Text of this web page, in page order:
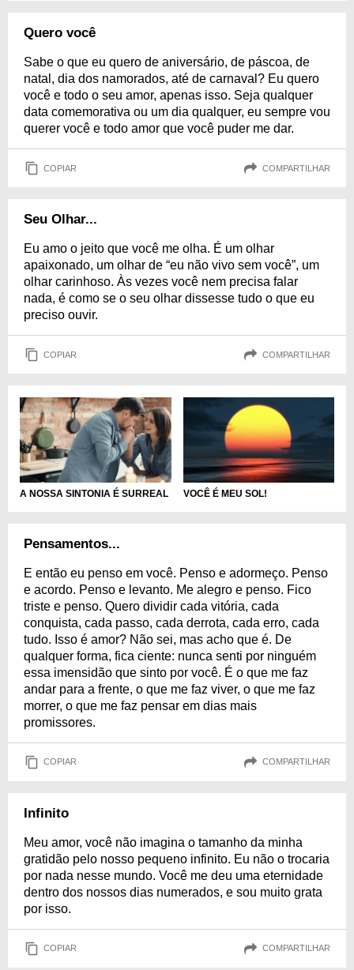
Quero você
Sabe o que eu quero de aniversário, de páscoa, de
natal, dia dos namorados, até de carnaval? Eu quero
você e todo o seu amor, apenas isso. Seja qualquer
data comemorativa ou um dia qualquer, eu sempre vou
querer você e todo amor que você puder me dar.
COPIAR COMPARTILHAR
Seu Olhar...
Eu amo o jeito que você me olha. É um olhar
apaixonado, um olhar de “eu não vivo sem você”, um
olhar carinhoso. Às vezes você nem precisa falar
nada, é como se o seu olhar dissesse tudo o que eu
preciso ouvir.
COPIAR COMPARTILHAR
A NOSSA SINTONIA É SURREAL VOCÊ É MEU SOL!
Pensamentos...
E então eu penso em você. Penso e adormeço. Penso
e acordo. Penso e levanto. Me alegro e penso. Fico
triste e penso. Quero dividir cada vitória, cada
conquista, cada passo, cada derrota, cada erro, cada
tudo. Isso é amor? Não sei, mas acho que é. De
qualquer forma, fica ciente: nunca senti por ninguém
essa imensidão que sinto por você. É o que me faz
andar para a frente, o que me faz viver, o que me faz
morrer, o que me faz pensar em dias mais
promissores.
COPIAR COMPARTILHAR
Infinito
Meu amor, você não imagina o tamanho da minha
gratidão pelo nosso pequeno infinito. Eu não o trocaria
por nada nesse mundo. Você me deu uma eternidade
dentro dos nossos dias numerados, e sou muito grata
por isso.
COPIAR COMPARTILHAR